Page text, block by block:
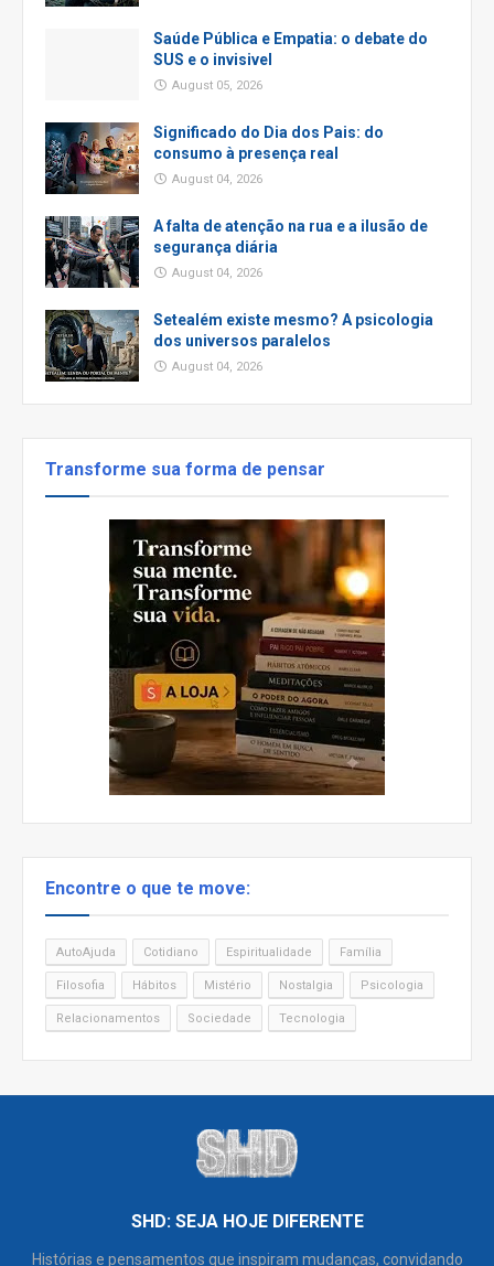
Saúde Pública e Empatia: o debate do
SUS e o invisivel
August 05, 2026
Significado do Dia dos Pais: do
consumo à presença real
August 04, 2026
A falta de atenção na rua e a ilusão de
segurança diária
August 04, 2026
Setealém existe mesmo? A psicologia
dos universos paralelos
August 04, 2026
Transforme sua forma de pensar
Encontre o que te move:
AutoAjuda Cotidiano Espiritualidade Família
Filosofia Hábitos Mistério Nostalgia Psicologia
Relacionamentos Sociedade Tecnologia
SHD: SEJA HOJE DIFERENTE
Histórias e pensamentos que inspiram mudanças, convidando